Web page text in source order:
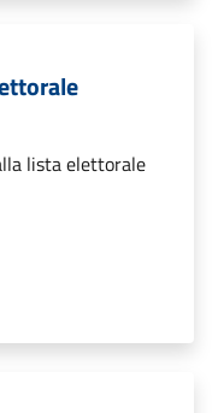
lista elettorale